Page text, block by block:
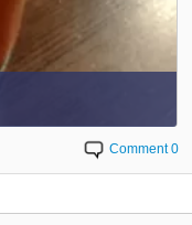
Comment 0